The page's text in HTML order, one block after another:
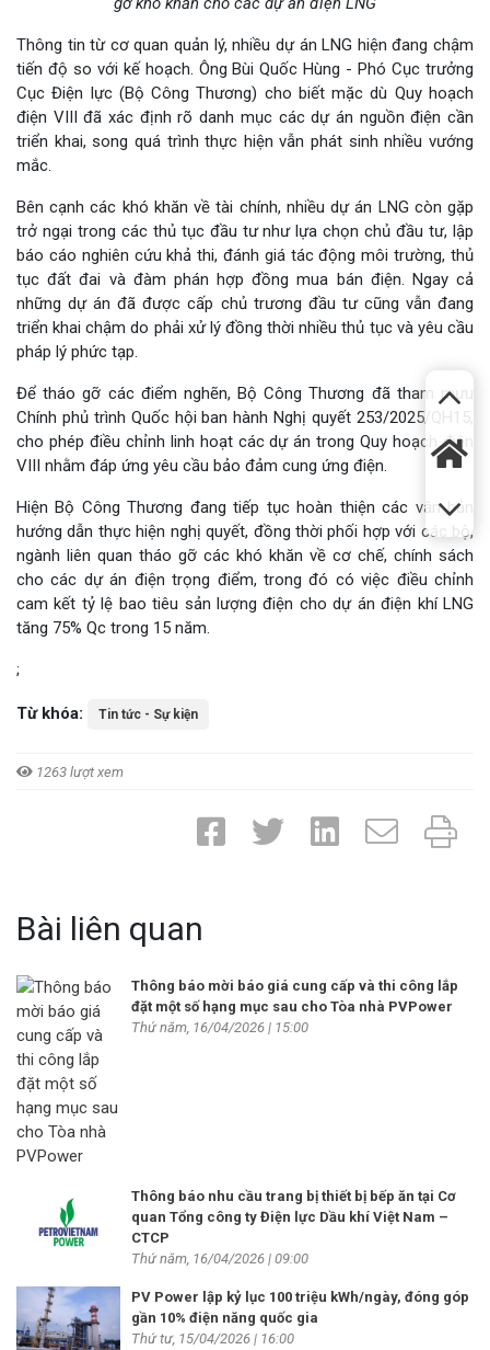
Thông tin từ cơ quan quản lý, nhiều dự án LNG hiện đang chậm
tiến độ so với kế hoạch. Ông Bùi Quốc Hùng - Phó Cục trưởng
Cục Điện lực (Bộ Công Thương) cho biết mặc dù Quy hoạch
điện VIII đã xác định rõ danh mục các dự án nguồn điện cần
triển khai, song quá trình thực hiện vẫn phát sinh nhiều vướng
mắc.
Bên cạnh các khó khăn về tài chính, nhiều dự án LNG còn gặp
trở ngại trong các thủ tục đầu tư như lựa chọn chủ đầu tư, lập
báo cáo nghiên cứu khả thi, đánh giá tác động môi trường, thủ
tục đất đai và đàm phán hợp đồng mua bán điện. Ngay cả
những dự án đã được cấp chủ trương đầu tư cũng vẫn đang
triển khai chậm do phải xử lý đồng thời nhiều thủ tục và yêu cầu
pháp lý phức tạp.
Để tháo gỡ các điểm nghẽn, Bộ Công Thương đã tham mưu
Chính phủ trình Quốc hội ban hành Nghị quyết 253/2025/QH15,
cho phép điều chỉnh linh hoạt các dự án trong Quy hoạch điện
VIII nhằm đáp ứng yêu cầu bảo đảm cung ứng điện.
Hiện Bộ Công Thương đang tiếp tục hoàn thiện các văn bản
hướng dẫn thực hiện nghị quyết, đồng thời phối hợp với các bộ,
ngành liên quan tháo gỡ các khó khăn về cơ chế, chính sách
cho các dự án điện trọng điểm, trong đó có việc điều chỉnh
cam kết tỷ lệ bao tiêu sản lượng điện cho dự án điện khí LNG
tăng 75% Qc trong 15 năm.
;
Từ khóa: Tin tức - Sự kiện
1263 lượt xem
Bài liên quan
Thông báo mời báo giá cung cấp và thi công lắp
đặt một số hạng mục sau cho Tòa nhà PVPower
Thứ năm, 16/04/2026 | 15:00
Thông báo nhu cầu trang bị thiết bị bếp ăn tại Cơ
quan Tổng công ty Điện lực Dầu khí Việt Nam –
CTCP
Thứ năm, 16/04/2026 | 09:00
PV Power lập kỷ lục 100 triệu kWh/ngày, đóng góp
gần 10% điện năng quốc gia
Thứ tư, 15/04/2026 | 16:00